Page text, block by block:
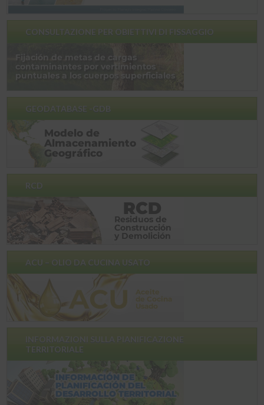
CONSULTAZIONE PER OBIETTIVI DI FISSAGGIO
GEODATABASE -GDB
RCD
ACU – OLIO DA CUCINA USATO
TERRITORIALE